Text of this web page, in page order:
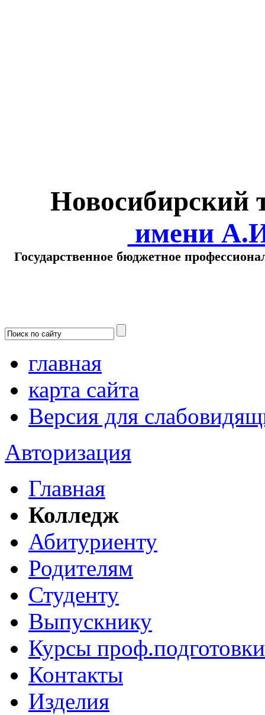
Новосибирский
имени
Государственное бюджетное
главная
карта сайта
Версия для
Авторизация
Главная
Колледж
Абитуриенту
Родителям
Студенту
Выпускнику
Курсы проф.подготовки
Контакты
Изделия